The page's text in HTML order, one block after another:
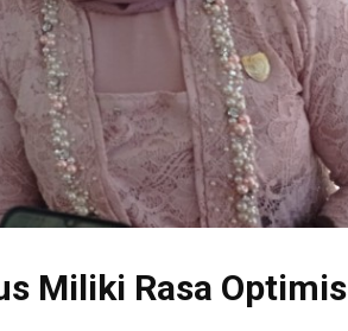
Miliki Rasa Optimis